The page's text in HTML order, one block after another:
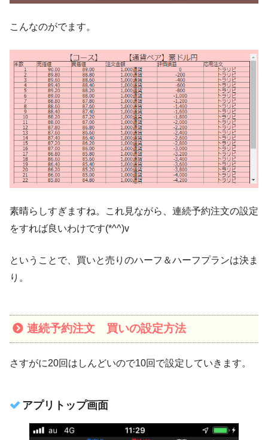
こんなのがでます。
素晴らしすぎますね。これ見ながら、連続予約注文の設定
をすれば良いわけです(*^^)v
ということで、買いと売りのハーフ＆ハーフプランは決ま
り。
連続予約注文 買いの設定方法
さすがに20回はしんどいので10回で設定していきます。
アプリトップ画面